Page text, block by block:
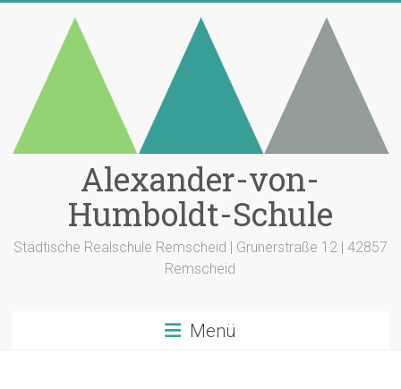
Alexander-von-
Humboldt-Schule
Städtische Realschule Remscheid | Grunerstraße 12 | 42857
Remscheid
Menü